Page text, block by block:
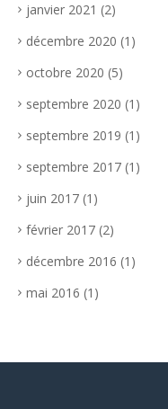
janvier 2021 (2)
décembre 2020 (1)
octobre 2020 (5)
septembre 2020 (1)
septembre 2019 (1)
septembre 2017 (1)
juin 2017 (1)
février 2017 (2)
décembre 2016 (1)
mai 2016 (1)